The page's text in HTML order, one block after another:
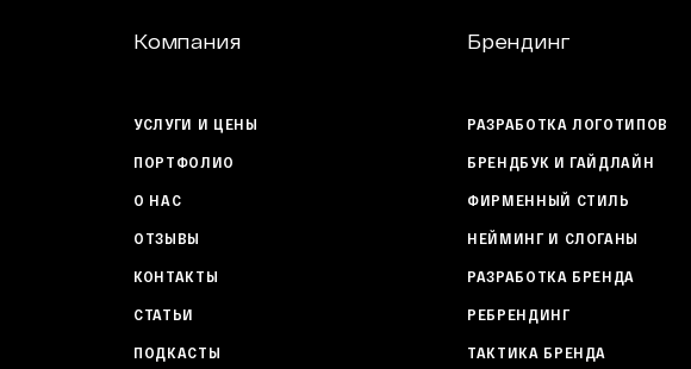
Компания
УСЛУГИ И ЦЕНЫ
ПОРТФОЛИО
О НАС
ОТЗЫВЫ
КОНТАКТЫ
СТАТЬИ
ПОДКАСТЫ
Брендинг
РАЗРАБОТКА ЛОГОТИПОВ
БРЕНДБУК И ГАЙДЛАЙН
ФИРМЕННЫЙ СТИЛЬ
НЕЙМИНГ И СЛОГАНЫ
РАЗРАБОТКА БРЕНДА
РЕБРЕНДИНГ
ТАКТИКА БРЕНДА